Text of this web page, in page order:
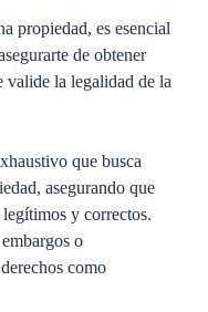
propiedad, es esencial
de obtener
valide la legalidad de la
que busca
asegurando que
y correctos.
o
como